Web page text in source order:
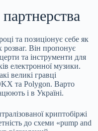
та позиціонує себе як
розваг. Він пропонує
та інструменти для
електронної музики.
великі гравці
та Polygon. Варто
і в Україні.
криптобіржі
до схеми «pump and